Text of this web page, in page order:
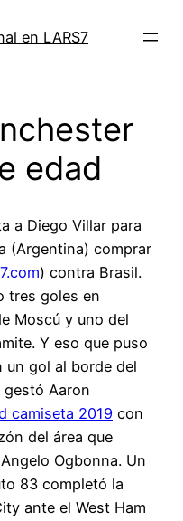
en LARS7
edad
a Diego Villar para
(Argentina) comprar
) contra Brasil.
tres goles en
Moscú y uno del
Y eso que puso
un gol al borde del
Aaron
camiseta 2019 con
del área que
Ogbonna. Un
83 completó la
ante el West Ham